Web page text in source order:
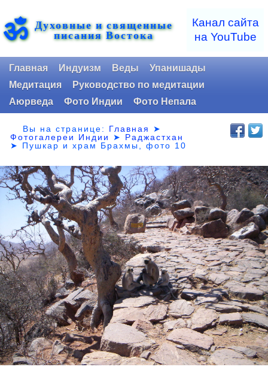
ॐ Духовные и священные
писания Востока
Канал сайта
на YouTube
Главная Индуизм Веды
Упанишады
Медитация
Руководство по медитации
Аюрведа
Фото Индии Фото Непала
Вы на странице: Главная
➤
Фотогалереи Индии
➤ Раджастхан
➤ Пушкар и храм Брахмы, фото 10